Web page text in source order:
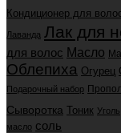
Кондиционер для
Лаванда Лак для
для волос Масло
Облепиха Огурец
Подарочный набор
Сыворотка Тоник Уголь
масло соль